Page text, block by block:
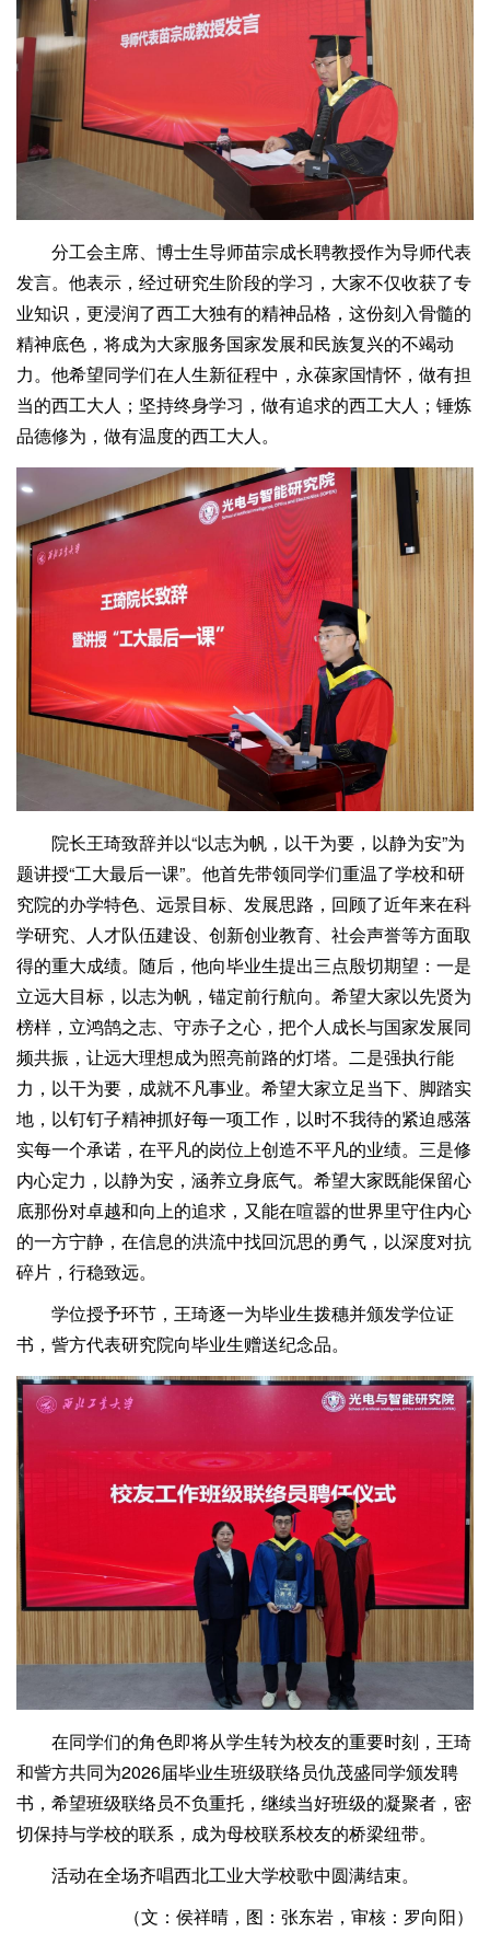
分工会主席、博士生导师苗宗成长聘教授作为导师代表
发言。他表示，经过研究生阶段的学习，大家不仅收获了专
业知识，更浸润了西工大独有的精神品格，这份刻入骨髓的
精神底色，将成为大家服务国家发展和民族复兴的不竭动
力。他希望同学们在人生新征程中，永葆家国情怀，做有担
当的西工大人；坚持终身学习，做有追求的西工大人；锤炼
品德修为，做有温度的西工大人。
院长王琦致辞并以“以志为帆，以干为要，以静为安”为
题讲授“工大最后一课”。他首先带领同学们重温了学校和研
究院的办学特色、远景目标、发展思路，回顾了近年来在科
学研究、人才队伍建设、创新创业教育、社会声誉等方面取
得的重大成绩。随后，他向毕业生提出三点殷切期望：一是
立远大目标，以志为帆，锚定前行航向。希望大家以先贤为
榜样，立鸿鹄之志、守赤子之心，把个人成长与国家发展同
频共振，让远大理想成为照亮前路的灯塔。二是强执行能
力，以干为要，成就不凡事业。希望大家立足当下、脚踏实
地，以钉钉子精神抓好每一项工作，以时不我待的紧迫感落
实每一个承诺，在平凡的岗位上创造不平凡的业绩。三是修
内心定力，以静为安，涵养立身底气。希望大家既能保留心
底那份对卓越和向上的追求，又能在喧嚣的世界里守住内心
的一方宁静，在信息的洪流中找回沉思的勇气，以深度对抗
碎片，行稳致远。
学位授予环节，王琦逐一为毕业生拨穗并颁发学位证
书，訾方代表研究院向毕业生赠送纪念品。
在同学们的角色即将从学生转为校友的重要时刻，王琦
和訾方共同为2026届毕业生班级联络员仇茂盛同学颁发聘
书，希望班级联络员不负重托，继续当好班级的凝聚者，密
切保持与学校的联系，成为母校联系校友的桥梁纽带。
活动在全场齐唱西北工业大学校歌中圆满结束。
（文：侯祥晴，图：张东岩，审核：罗向阳）